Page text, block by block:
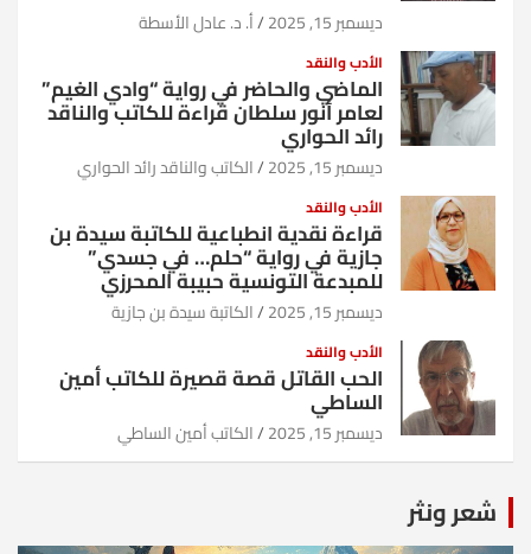
ديسمبر 15, 2025 أ. د. عادل الأسطة
الأدب والنقد
الماضي والحاضر في رواية “وادي الغيم”
لعامر أنور سلطان قراءة للكاتب والناقد
رائد الحواري
ديسمبر 15, 2025 الكاتب والناقد رائد الحواري
الأدب والنقد
قراءة نقدية انطباعية للكاتبة سيدة بن
جازية في رواية “حلم… في جسدي”
للمبدعة التونسية حبيبة المحرزي
ديسمبر 15, 2025 الكاتبة سيدة بن جازية
الأدب والنقد
الحب القاتل قصة قصيرة للكاتب أمين
الساطي
ديسمبر 15, 2025 الكاتب أمين الساطي
شعر ونثر